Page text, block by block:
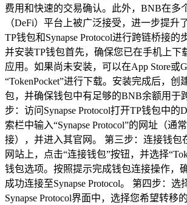
费用和快速的交易确认。此外，BNB在多
（DeFi）平台上被广泛接受，进一步提升
TP钱包和Synapse Protocol进行跨链桥接的
并安装TP钱包首先，确保您已在手机上下
应用。如果尚未安装，可以在App Store或
“TokenPocket”进行下载。安装完成后，创
包，并确保钱包中有足够的BNB余额用于
步：访问Synapse Protocol打开TP钱包中的
索栏中输入“Synapse Protocol”的网址（通
接），并进入其官网。 第三步：连接钱包
网站上，点击“连接钱包”按钮，并选择
钱包选项。按照提示完成钱包连接操作，
成功连接至Synapse Protocol。 第四步：选
Synapse Protocol界面中，选择您希望转移